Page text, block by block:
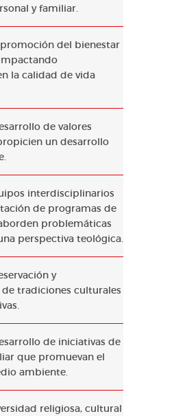
y familiar.
del bienestar
la calidad de vida
de valores
un desarrollo
interdisciplinarios
de programas de
problemáticas
perspectiva teológica.
y
tradiciones culturales
de iniciativas de
que promuevan el
ambiente.
religiosa, cultural